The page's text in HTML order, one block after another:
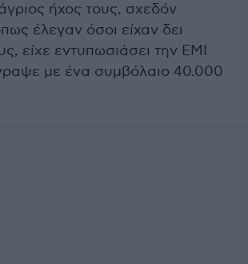
ήχος τους, σχεδόν
έλεγαν όσοι είχαν δει
είχε εντυπωσιάσει την EMI
με ένα συμβόλαιο 40.000